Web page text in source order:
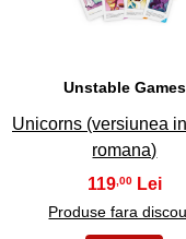
Unstable Games
Unicorns (versiunea
romana)
119,00
Produse fara